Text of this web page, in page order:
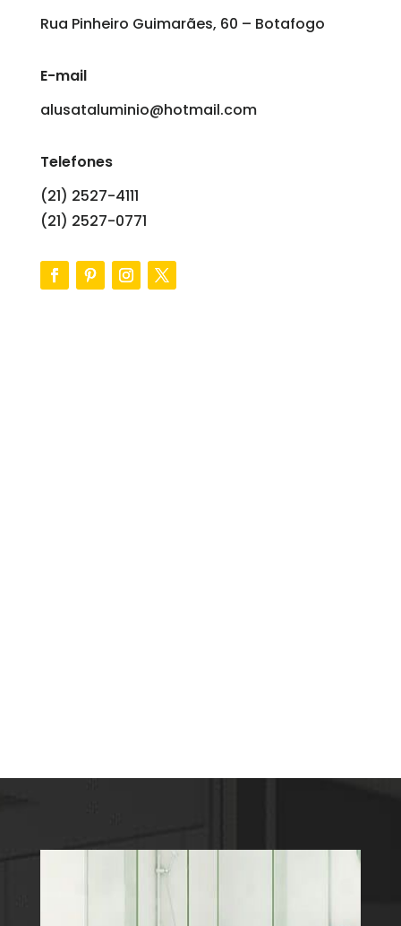
Rua Pinheiro Guimarães, 60 – Botafogo
E-mail
alusataluminio@hotmail.com
Telefones
(21) 2527-4111
(21) 2527-0771